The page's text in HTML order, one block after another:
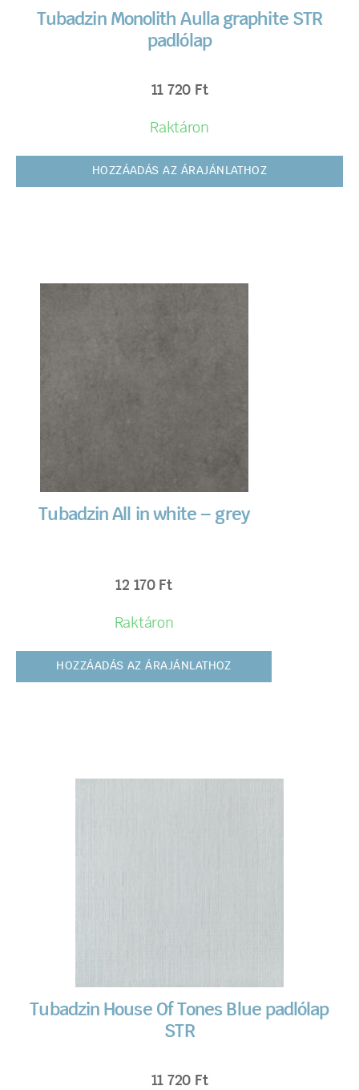
Tubadzin Monolith Aulla graphite STR
padlólap
11 720 Ft
Raktáron
HOZZÁADÁS AZ ÁRAJÁNLATHOZ
Tubadzin All in white – grey
12 170 Ft
Raktáron
HOZZÁADÁS AZ ÁRAJÁNLATHOZ
Tubadzin House Of Tones Blue padlólap
STR
11 720 Ft